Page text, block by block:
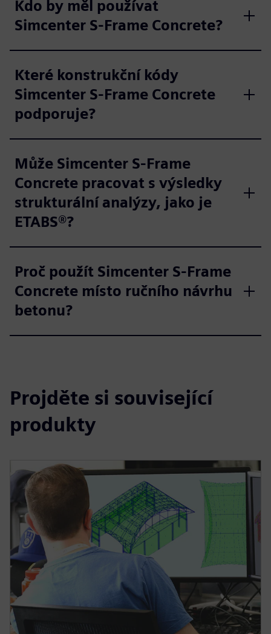
Kdo by měl používat
Simcenter S-Frame Concrete?
Které konstrukční kódy
Simcenter S-Frame Concrete
podporuje?
Může Simcenter S-Frame
Concrete pracovat s výsledky
strukturální analýzy, jako je
ETABS®?
Proč použít Simcenter S-Frame
Concrete místo ručního návrhu
betonu?
Projděte si související
produkty